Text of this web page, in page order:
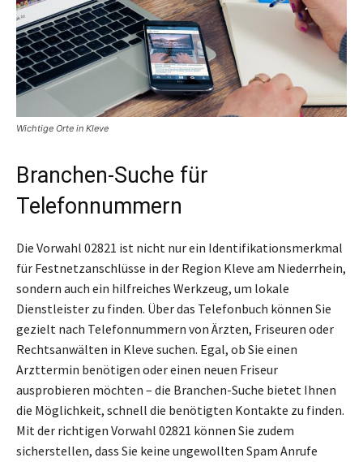
Wichtige Orte in Kleve
Branchen-Suche für
Telefonnummern
Die Vorwahl 02821 ist nicht nur ein Identifikationsmerkmal
für Festnetzanschlüsse in der Region Kleve am Niederrhein,
sondern auch ein hilfreiches Werkzeug, um lokale
Dienstleister zu finden. Über das Telefonbuch können Sie
gezielt nach Telefonnummern von Ärzten, Friseuren oder
Rechtsanwälten in Kleve suchen. Egal, ob Sie einen
Arzttermin benötigen oder einen neuen Friseur
ausprobieren möchten – die Branchen-Suche bietet Ihnen
die Möglichkeit, schnell die benötigten Kontakte zu finden.
Mit der richtigen Vorwahl 02821 können Sie zudem
sicherstellen, dass Sie keine ungewollten Spam Anrufe